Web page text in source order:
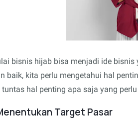
bisnis hijab bisa menjadi ide
baik, kita perlu mengetahui hal
tuntas hal penting apa saja yang
Target Pasar